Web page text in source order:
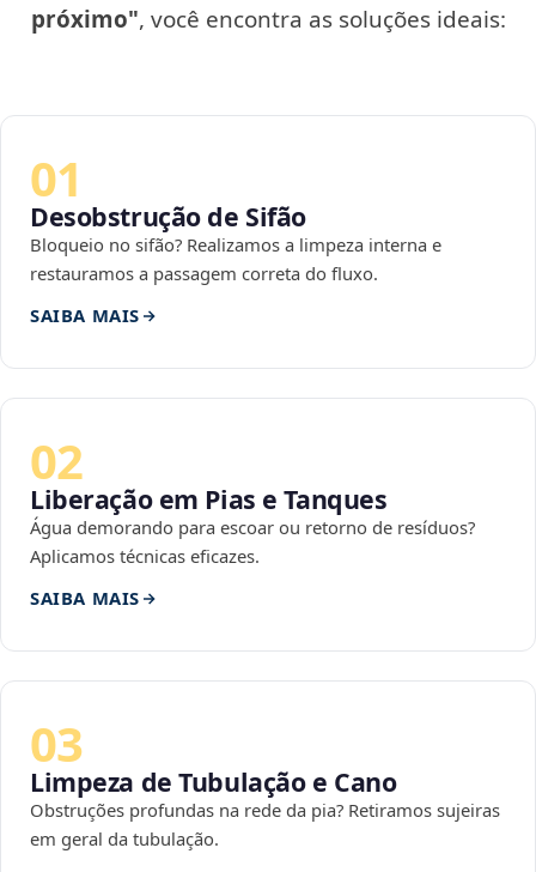
próximo", você encontra as soluções ideais:
01
Desobstrução de Sifão
Bloqueio no sifão? Realizamos a limpeza interna e
restauramos a passagem correta do fluxo.
SAIBA MAIS
02
Liberação em Pias e Tanques
Água demorando para escoar ou retorno de resíduos?
Aplicamos técnicas eficazes.
SAIBA MAIS
03
Limpeza de Tubulação e Cano
Obstruções profundas na rede da pia? Retiramos sujeiras
em geral da tubulação.